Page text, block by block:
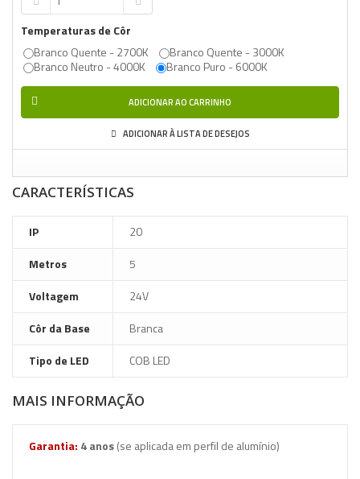
Temperaturas de Côr
Branco Quente - 2700K
Branco Quente - 3000K
Branco Neutro - 4000K
Branco Puro - 6000K
ADICIONAR AO CARRINHO
ADICIONAR À LISTA DE DESEJOS
CARACTERÍSTICAS
IP
20
Metros
5
Voltagem
24V
Côr da Base
Branca
Tipo de LED
COB LED
MAIS INFORMAÇÃO
Garantia: 4anos(se aplicada em perfil de alumínio)